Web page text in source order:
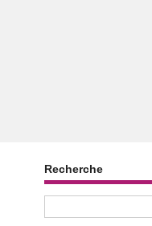
Recherche